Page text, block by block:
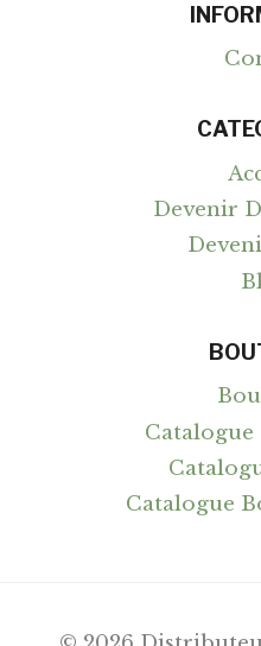
Devenir
Catalogue
Catalogue